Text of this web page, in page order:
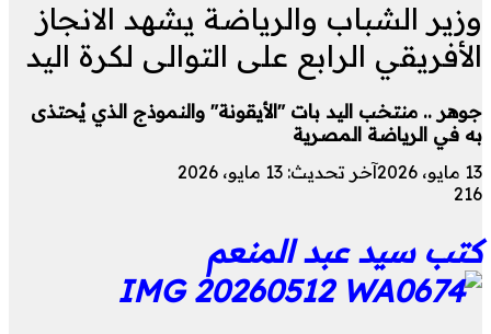
وزير الشباب والرياضة يشهد الانجاز
الأفريقي الرابع على التوالى لكرة اليد
جوهر .. منتخب اليد بات "الأيقونة" والنموذج الذي يُحتذى
به في الرياضة المصرية
13 مايو، 2026
آخر تحديث: 13 مايو، 2026
216
كتب سيد عبد المنعم